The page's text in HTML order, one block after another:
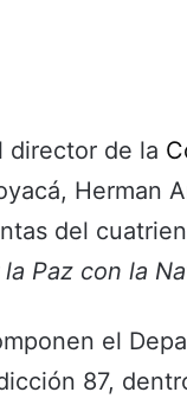
director de la
Herman
del
Paz con la
el
87,